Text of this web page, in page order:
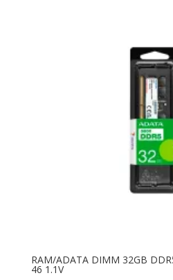
RAM/ADATA DIMM 32GB
46 1.1V